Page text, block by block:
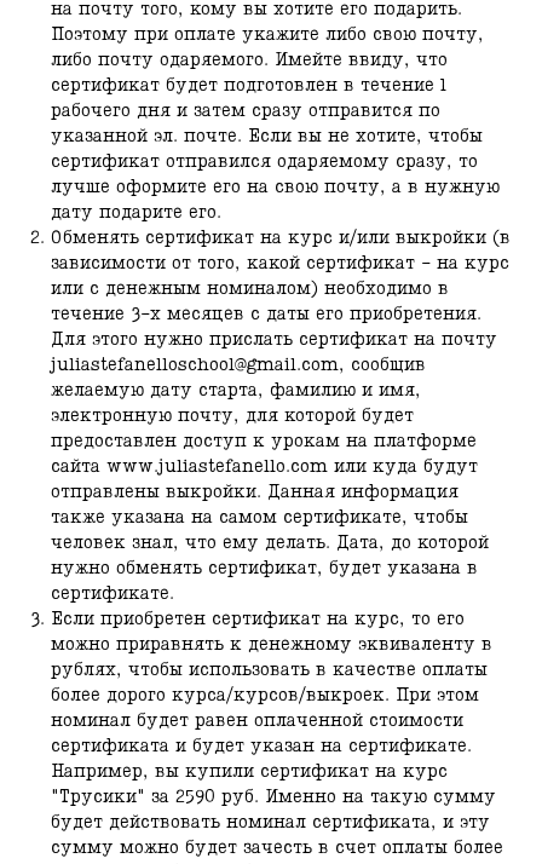
на почту того, кому вы хотите его подарить.
Поэтому при оплате укажите либо свою почту,
либо почту одаряемого. Имейте ввиду, что
сертификат будет подготовлен в течение 1
рабочего дня и затем сразу отправится по
указанной эл. почте. Если вы не хотите, чтобы
сертификат отправился одаряемому сразу, то
лучше оформите его на свою почту, а в нужную
дату подарите его.
Обменять сертификат на курс и/или выкройки (в
зависимости от того, какой сертификат - на курс
или с денежным номиналом) необходимо в
течение 3-х месяцев с даты его приобретения.
Для этого нужно прислать сертификат на почту
juliastefanelloschool@gmail.com, сообщив
желаемую дату старта, фамилию и имя,
электронную почту, для которой будет
предоставлен доступ к урокам на платформе
сайта www.juliastefanello.com или куда будут
отправлены выкройки. Данная информация
также указана на самом сертификате, чтобы
человек знал, что ему делать. Дата, до которой
нужно обменять сертификат, будет указана в
сертификате.
Если приобретен сертификат на курс, то его
можно приравнять к денежному эквиваленту в
рублях, чтобы использовать в качестве оплаты
более дорого курса/курсов/выкроек. При этом
номинал будет равен оплаченной стоимости
сертификата и будет указан на сертификате.
Например, вы купили сертификат на курс
"Трусики" за 2590 руб. Именно на такую сумму
будет действовать номинал сертификата, и эту
сумму можно будет зачесть в счет оплаты более